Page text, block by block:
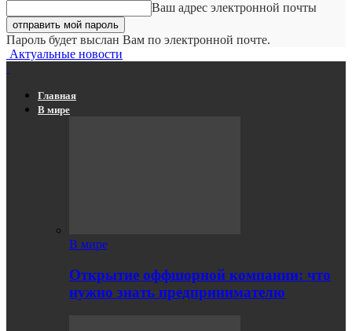
Ваш адрес электронной почты
Пароль будет выслан Вам по электронной почте.
Актуальные новости
Главная
В мире
В мире
Открытие оффшорной компании: что
нужно знать предпринимателю